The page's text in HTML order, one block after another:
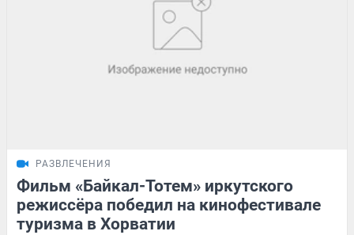
РАЗВЛЕЧЕНИЯ
Фильм «Байкал-Тотем» иркутского
режиссёра победил на кинофестивале
туризма в Хорватии